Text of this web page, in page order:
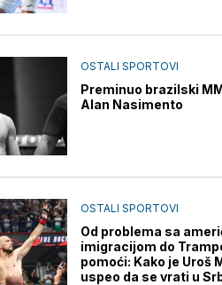
OSTALI SPORTOVI
Preminuo brazilski
Alan Nasimento
OSTALI SPORTOVI
Od problema sa
imigracijom do
pomoći: Kako je Uroš
uspeo da se vrati u